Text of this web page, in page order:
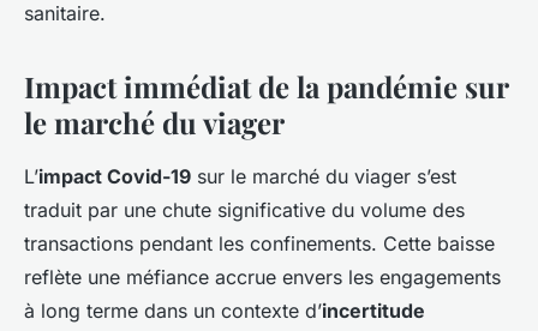
sanitaire.
Impact immédiat de la pandémie sur
le marché du viager
L’impact Covid-19 sur le marché du viager s’est
traduit par une chute significative du volume des
transactions pendant les confinements. Cette baisse
reflète une méfiance accrue envers les engagements
à long terme dans un contexte d’incertitude